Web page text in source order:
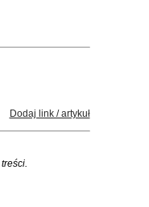
Dodaj link / artykuł